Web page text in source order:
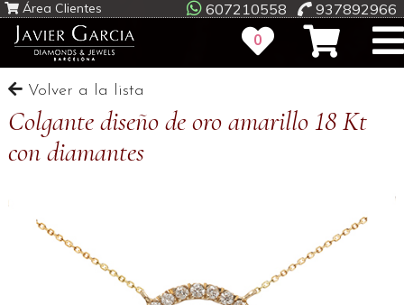
0
607210558 937892966
Área Clientes
Volver a la lista
Colgante diseño de oro amarillo 18 Kt
con diamantes